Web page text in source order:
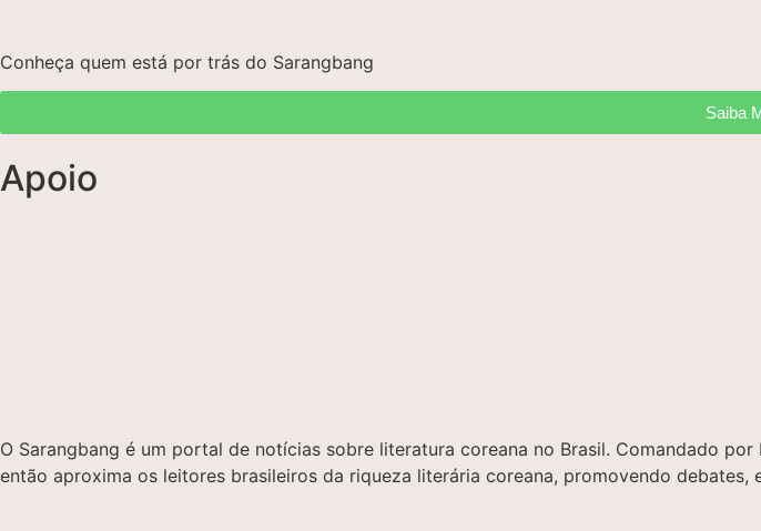
Conheça quem está por trás do Sarangbang
Saiba
Apoio
O Sarangbang é um portal de notícias sobre literatura coreana no Brasil. Comandado
então aproxima os leitores brasileiros da riqueza literária coreana, promovendo debates,